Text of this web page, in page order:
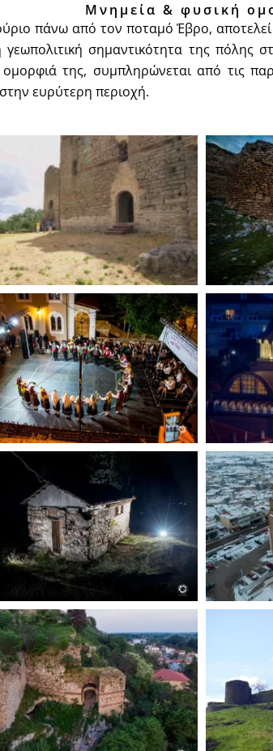
Μνημεία & φυσική
πάνω από τον ποταμό Έβρο,
γεωπολιτική σημαντικότητα της
ομορφιά της, συμπληρώνεται από τις
ευρύτερη περιοχή.